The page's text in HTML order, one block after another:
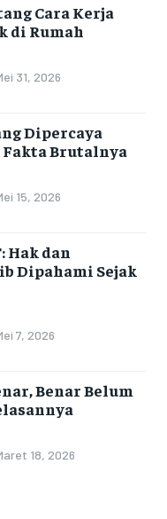
Cara Kerja
di Rumah
31, 2026
Dipercaya
Brutalnya
15, 2026
Hak dan
Dipahami Sejak
7, 2026
Benar Belum
18, 2026